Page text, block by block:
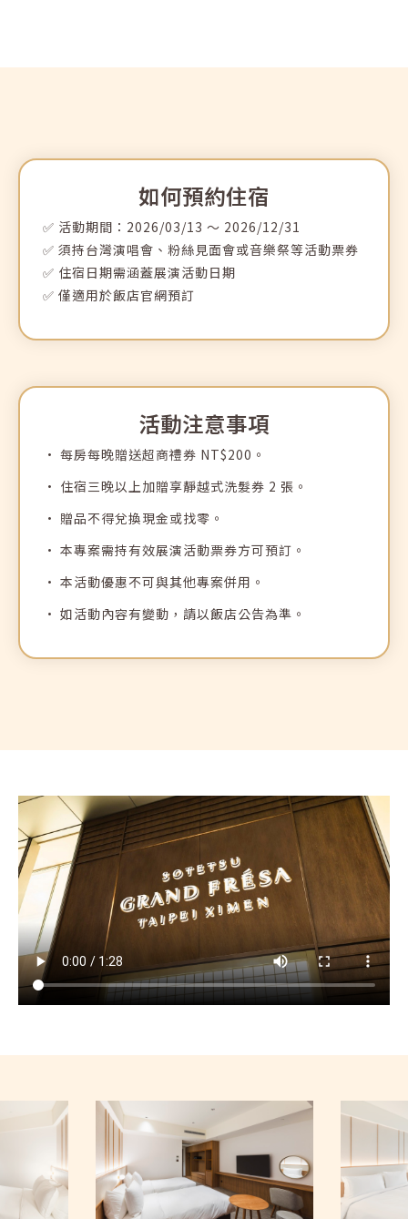
如何預約住宿
✅ 活動期間：2026/03/13 ～ 2026/12/31
✅ 須持台灣演唱會、粉絲見面會或音樂祭等活動票券
✅ 住宿日期需涵蓋展演活動日期
✅ 僅適用於飯店官網預訂
活動注意事項
· 每房每晚贈送超商禮券 NT$200。
· 住宿三晚以上加贈享靜越式洗髮券 2 張。
· 贈品不得兌換現金或找零。
· 本專案需持有效展演活動票券方可預訂。
· 本活動優惠不可與其他專案併用。
· 如活動內容有變動，請以飯店公告為準。